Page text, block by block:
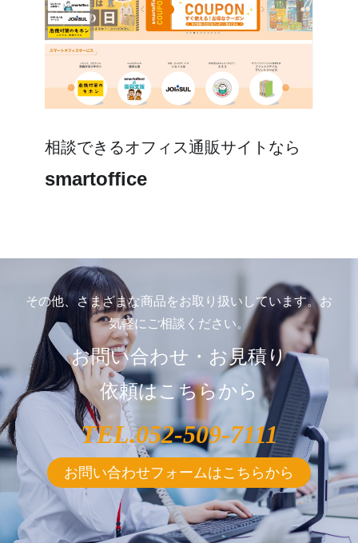
相談できるオフィス通販サイトなら
smartoffice
その他、さまざまな商品をお取り扱いしています。お
気軽にご相談ください。
お問い合わせ・お見積り
依頼はこちらから
TEL.052-509-7111
お問い合わせフォームはこちらから